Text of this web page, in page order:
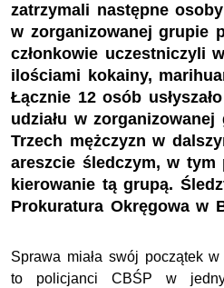
zatrzymali następne
w zorganizowanej grupie
członkowie uczestniczyli
ilościami kokainy,
Łącznie 12 osób
udziału w
Trzech mężczyzn w
areszcie śledczym, w tym
kierowanie tą grupą.
Prokuratura Okręgowa w
Sprawa miała swój początek
to policjanci CBŚP w